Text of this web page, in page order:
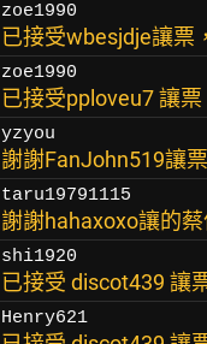
zoe1990
已接受wbesjdje讓票
zoe1990
已接受pploveu7 讓票
yzyou
謝謝FanJohn519讓
taru19791115
謝謝hahaxoxo讓的
shi1920
已接受 discot439 讓
Henry621